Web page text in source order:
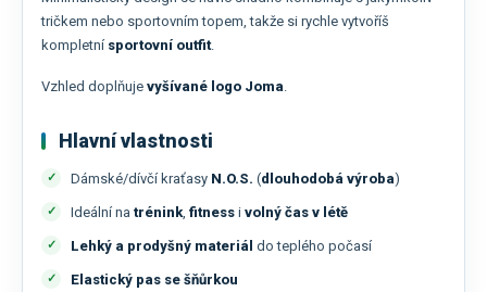
tričkem nebo sportovním topem, takže si rychle vytvoříš
kompletní sportovní outfit.
Vzhled doplňuje vyšívané logo Joma.
Hlavní vlastnosti
Dámské/dívčí kraťasy N.O.S. (dlouhodobá výroba)
Ideální na trénink, fitness i volný čas v létě
Lehký a prodyšný materiál do teplého počasí
Elastický pas se šňůrkou